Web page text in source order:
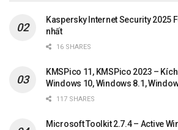
Kaspersky Internet Security 2025
nhất
16 SHARES
KMSPico 11, KMSPico 2023 –
Windows 10, Windows 8.1,
117 SHARES
Microsoft Toolkit 2.7.4 – Active